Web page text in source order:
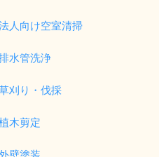
人向け空室清掃
水管洗浄
刈り・伐採
木剪定
壁塗装